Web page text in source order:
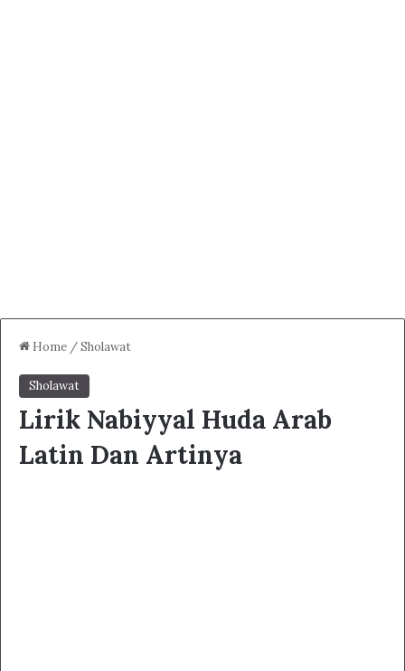
Home /Sholawat
Sholawat
Lirik Nabiyyal Huda Arab
Latin Dan Artinya